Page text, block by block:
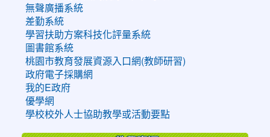
無聲廣播系統
差勤系統
學習扶助方案科技化評量系統
圖書館系統
桃園市教育發展資源入口網(教師研習)
政府電子採購網
我的E政府
優學網
學校校外人士協助教學或活動要點